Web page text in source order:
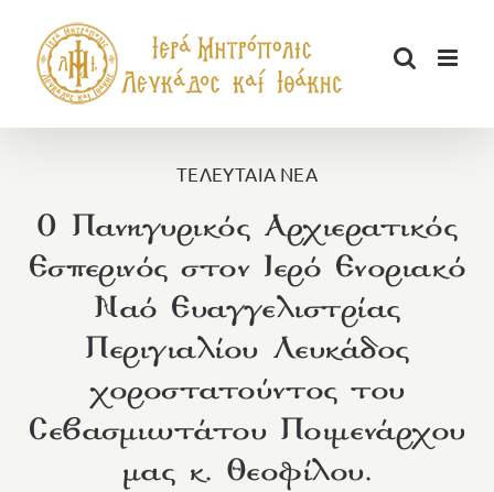
περιεχόμενο
ΤΕΛΕΥΤΑΙΑ ΝΕΑ
Ο Πανηγυρικός Αρχιερατικός
Εσπερινός στον Ιερό Ενοριακό
Ναό Ευαγγελιστρίας
Περιγιαλίου Λευκάδος
χοροστατούντος του
Σεβασμιωτάτου Ποιμενάρχου
μας κ. Θεοφίλου.